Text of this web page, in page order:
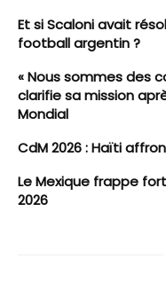
Et si Scaloni avait
football argentin ?
« Nous sommes des
clarifie sa mission
Mondial
CdM 2026 : Haïti
Le Mexique frappe
2026